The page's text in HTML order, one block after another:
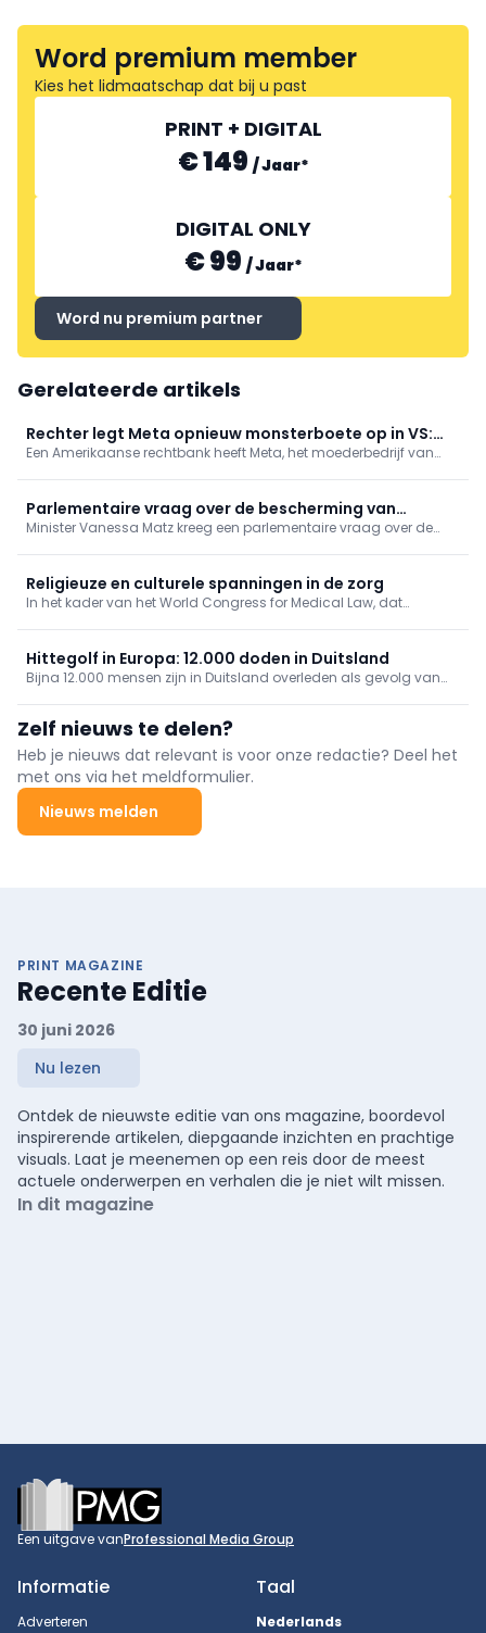
Word premium member
Kies het lidmaatschap dat bij u past
PRINT + DIGITAL
€ 149 /Jaar*
DIGITAL ONLY
€ 99 /Jaar*
Word nu premium partner
Gerelateerde artikels
Rechter legt Meta opnieuw monsterboete op in VS:
bedrijf moet kinderen meer beschermen
Een Amerikaanse rechtbank heeft Meta, het moederbedrijf van
maatregelen neemt om jonge gebruikers te beschermen.
Parlementaire vraag over de bescherming van
persoonsgegevens bij gebruik van apps in het kader
van reproductieve gezondheidszorg
Minister Vanessa Matz kreeg een parlementaire vraag over de
aandacht voor sensibilisering rond het gebruik van deze apps te
willen versterken.
Religieuze en culturele spanningen in de zorg
In het kader van het World Congress for Medical Law, dat
officieel boven de doopvont gehouden.
Hittegolf in Europa: 12.000 doden in Duitsland
Bijna 12.000 mensen zijn in Duitsland overleden als gevolg van
Zelf nieuws te delen?
Heb je nieuws dat relevant is voor onze redactie? Deel het
met ons via het meldformulier.
Nieuws melden
PRINT MAGAZINE
Recente Editie
30 juni 2026
Nu lezen
Ontdek de nieuwste editie van ons magazine, boordevol
inspirerende artikelen, diepgaande inzichten en prachtige
visuals. Laat je meenemen op een reis door de meest
actuele onderwerpen en verhalen die je niet wilt missen.
In dit magazine
Footer
Een uitgave vanProfessional Media Group
Informatie
Adverteren
Taal
Nederlands